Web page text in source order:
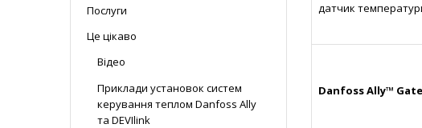
Послуги
Це цікаво
Відео
Приклади установок систем
керування теплом Danfoss Ally
та DEVIlink
датчик
Danfoss Ally™